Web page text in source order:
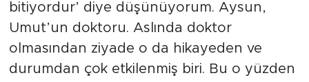
bitiyordur’ diye düşünüyorum. Aysun,
Umut’un doktoru. Aslında doktor
olmasından ziyade o da hikayeden ve
durumdan çok etkilenmiş biri. Bu o yüzden